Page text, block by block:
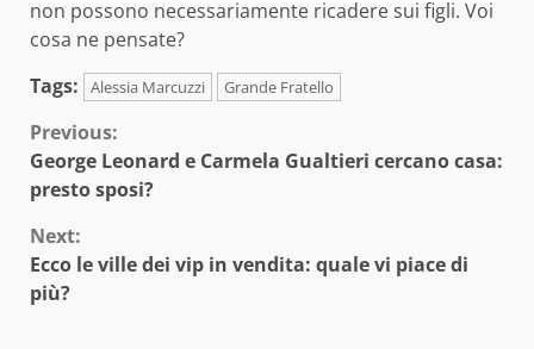
non possono necessariamente ricadere sui figli. Voi
cosa ne pensate?
Tags:
Alessia Marcuzzi Grande Fratello
Continue
Reading
Previous:
George Leonard e Carmela Gualtieri cercano casa:
presto sposi?
Next:
Ecco le ville dei vip in vendita: quale vi piace di
più?